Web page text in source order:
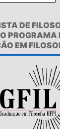
DE
PROGRAMA
EM